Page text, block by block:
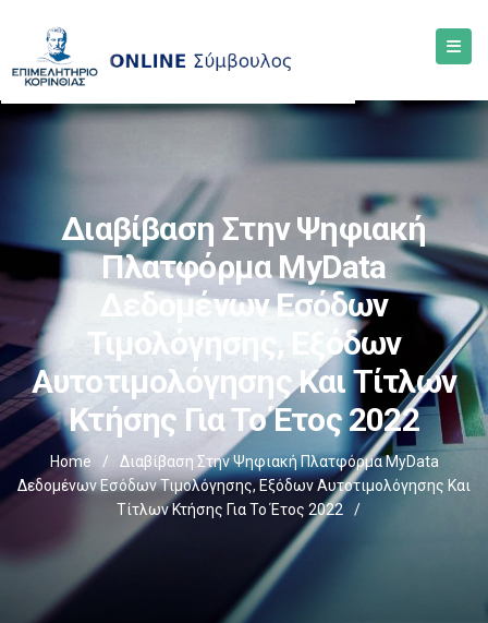
Διαβίβαση Στην Ψηφιακή
Πλατφόρμα MyData
Δεδομένων Εσόδων
Τιμολόγησης, Εξόδων
Αυτοτιμολόγησης Και Τίτλων
Κτήσης Για Το Έτος 2022
Home /
Διαβίβαση Στην Ψηφιακή Πλατφόρμα MyData
Δεδομένων Εσόδων Τιμολόγησης, Εξόδων Αυτοτιμολόγησης Και
Τίτλων Κτήσης Για Το Έτος 2022
/